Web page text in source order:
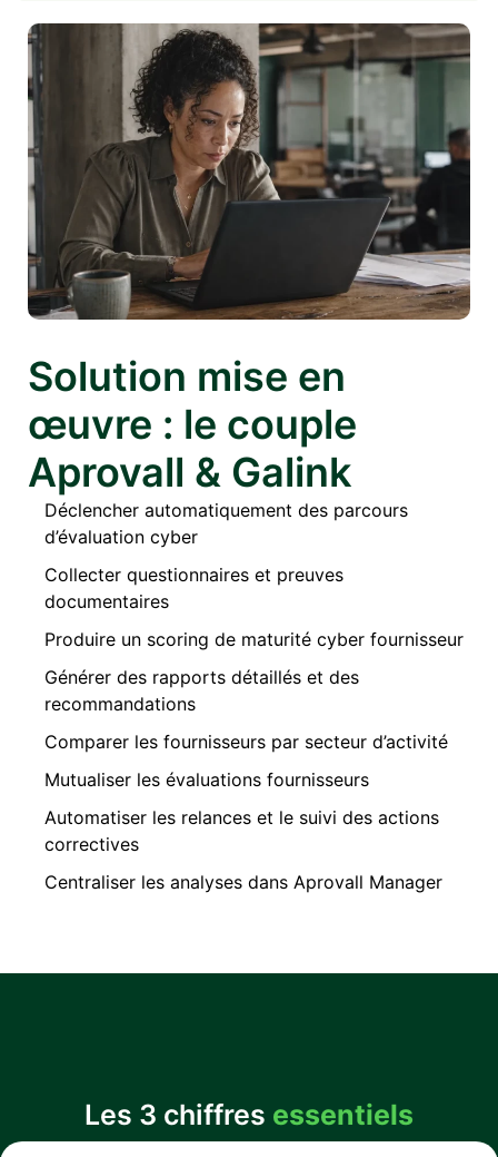
Solution mise en
œuvre : le couple
Aprovall & Galink
Déclencher automatiquement des parcours
d’évaluation cyber
Collecter questionnaires et preuves
documentaires
Produire un scoring de maturité cyber fournisseur
Générer des rapports détaillés et des
recommandations
Comparer les fournisseurs par secteur d’activité
Mutualiser les évaluations fournisseurs
Automatiser les relances et le suivi des actions
correctives
Centraliser les analyses dans Aprovall Manager
Les 3 chiffres essentiels